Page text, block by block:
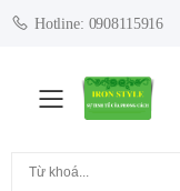
Hotline: 0908115916
Toggle